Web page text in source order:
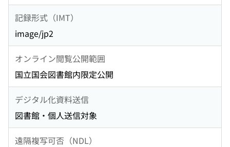
記録形式（IMT）
image/jp2
オンライン閲覧公開範囲
国立国会図書館内限定公開
デジタル化資料送信
図書館・個人送信対象
遠隔複写可否（NDL）